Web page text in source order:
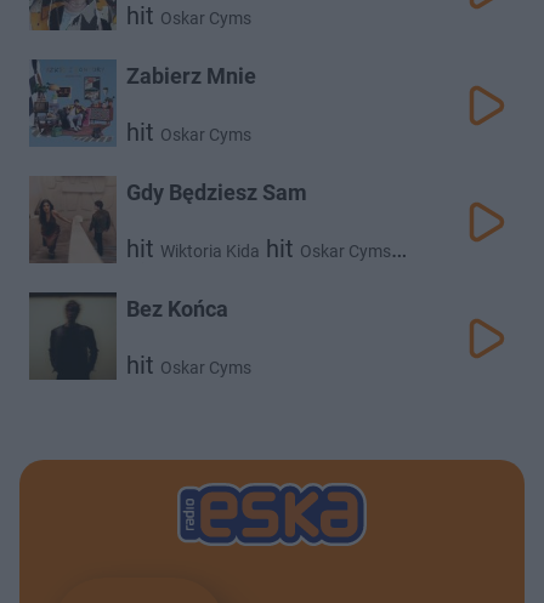
hit Oskar Cyms
Zabierz Mnie
hit Oskar Cyms
Gdy Będziesz Sam
hit Wiktoria Kida hit Oskar Cyms
Bez Końca
hit Oskar Cyms